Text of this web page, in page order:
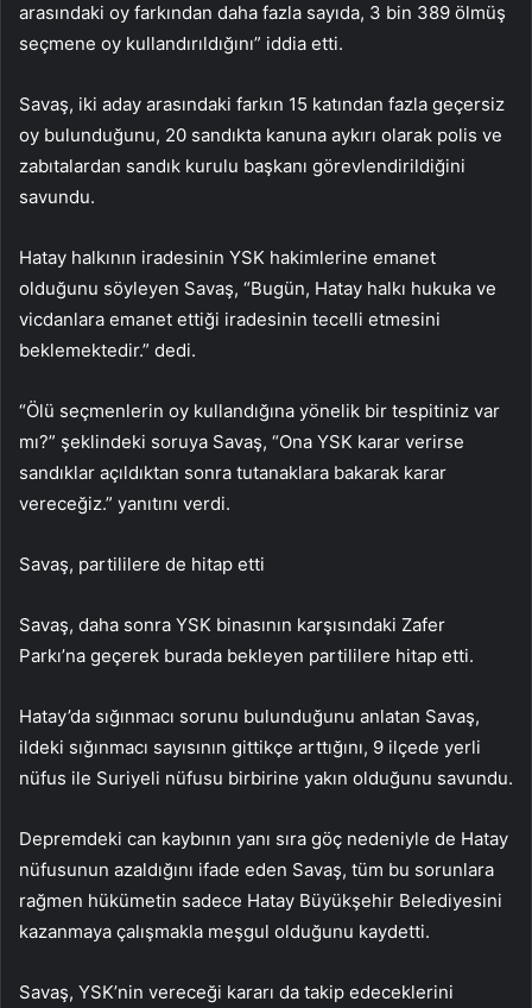
arasındaki oy farkından daha fazla sayıda, 3 bin 389 ölmüş
seçmene oy kullandırıldığını” iddia etti.
Savaş, iki aday arasındaki farkın 15 katından fazla geçersiz
oy bulunduğunu, 20 sandıkta kanuna aykırı olarak polis ve
zabıtalardan sandık kurulu başkanı görevlendirildiğini
savundu.
Hatay halkının iradesinin YSK hakimlerine emanet
olduğunu söyleyen Savaş, “Bugün, Hatay halkı hukuka ve
vicdanlara emanet ettiği iradesinin tecelli etmesini
beklemektedir.” dedi.
“Ölü seçmenlerin oy kullandığına yönelik bir tespitiniz var
mı?” şeklindeki soruya Savaş, “Ona YSK karar verirse
sandıklar açıldıktan sonra tutanaklara bakarak karar
vereceğiz.” yanıtını verdi.
Savaş, partililere de hitap etti
Savaş, daha sonra YSK binasının karşısındaki Zafer
Parkı’na geçerek burada bekleyen partililere hitap etti.
Hatay’da sığınmacı sorunu bulunduğunu anlatan Savaş,
ildeki sığınmacı sayısının gittikçe arttığını, 9 ilçede yerli
nüfus ile Suriyeli nüfusu birbirine yakın olduğunu savundu.
Depremdeki can kaybının yanı sıra göç nedeniyle de Hatay
nüfusunun azaldığını ifade eden Savaş, tüm bu sorunlara
rağmen hükümetin sadece Hatay Büyükşehir Belediyesini
kazanmaya çalışmakla meşgul olduğunu kaydetti.
Savaş, YSK’nin vereceği kararı da takip edeceklerini